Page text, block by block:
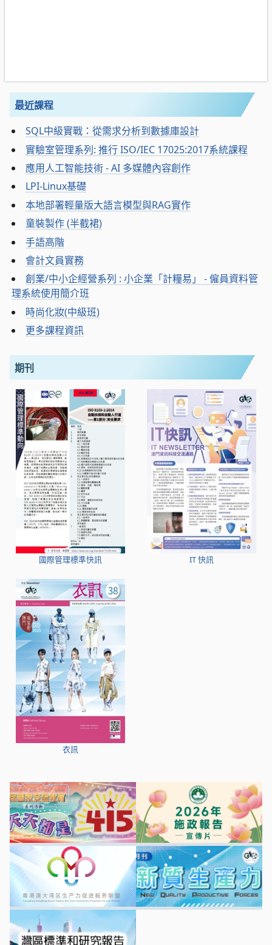
最近課程
SQL中級實戰：從需求分析到數據庫設計
實驗室管理系列: 推行 ISO/IEC 17025:2017系統課程
應用人工智能技術 - AI 多媒體內容創作
LPI-Linux基礎
本地部署輕量版大語言模型與RAG實作
童裝製作 (半截裙)
手語高階
會計文員實務
創業/中小企經營系列 : 小企業「計糧易」 - 僱員資料管
理系統使用簡介班
時尚化妝(中級班)
更多課程資訊
期刊
國際管理標準快訊 IT 快訊
衣訊